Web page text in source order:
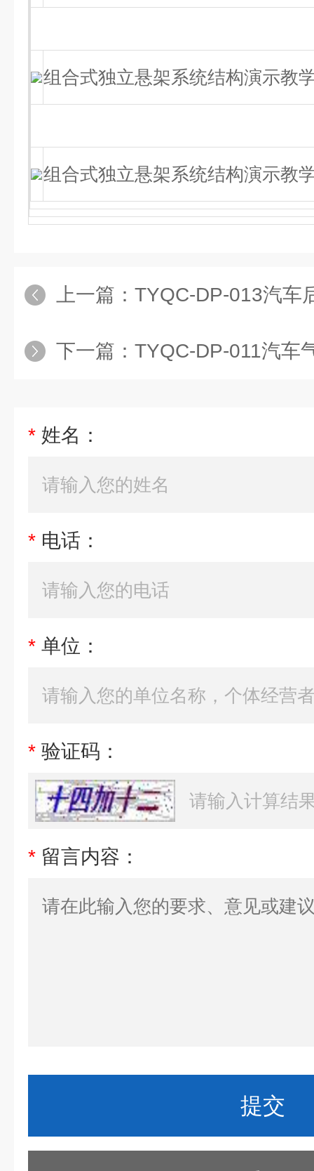
组合式独立悬架系统结构演示教
组合式独立悬架系统结构演示教
上一篇： TYQC-DP-013汽车后桥拆装演示实
下一篇： TYQC-DP-011汽车气压刹车
* 姓名：
* 电话：
* 单位：
* 验证码：
* 留言内容：